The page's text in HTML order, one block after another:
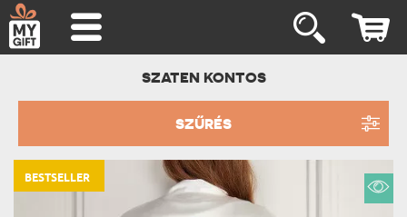
SZATEN KONTOS
SZŰRÉS
BESTSELLER